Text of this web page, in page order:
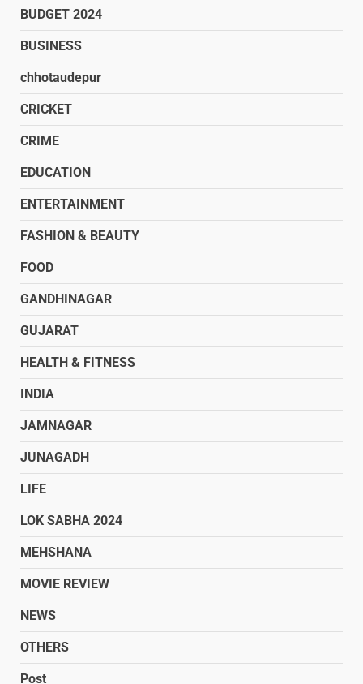
BUDGET 2024
BUSINESS
chhotaudepur
CRICKET
CRIME
EDUCATION
ENTERTAINMENT
FASHION & BEAUTY
FOOD
GANDHINAGAR
GUJARAT
HEALTH & FITNESS
INDIA
JAMNAGAR
JUNAGADH
LIFE
LOK SABHA 2024
MEHSHANA
MOVIE REVIEW
NEWS
OTHERS
Post